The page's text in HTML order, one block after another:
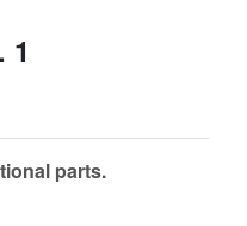
1
parts.